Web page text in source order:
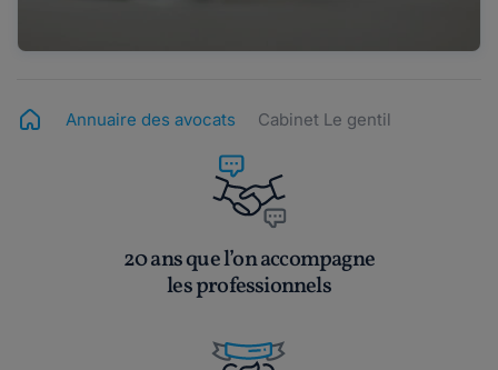
Annuaire des avocats Cabinet Le gentil
20 ans que l’on accompagne
les professionnels